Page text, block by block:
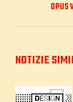
OPUS
NOTIZIE